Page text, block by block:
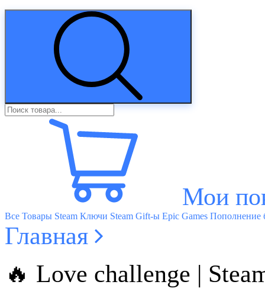
Мои
Все Товары Steam Ключи Steam Gift-ы Epic Games Пополнение
Главная
🔥 Love challenge |